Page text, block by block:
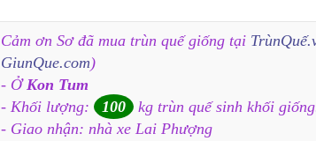
Cảm ơn Sơ đã mua trùn quế giống tại
GiunQue.com)
- ỞKon Tum
- Khối lượng:
100
kg trùn quế sinh khối
- Giao nhận: nhà xe Lai Phượng